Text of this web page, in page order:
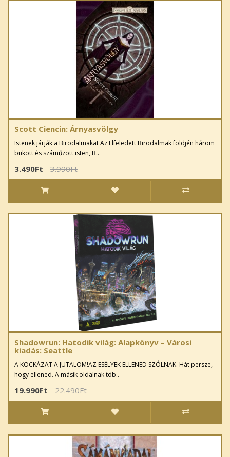
Scott Ciencin: Árnyasvölgy
Istenek járják a Birodalmakat Az Elfeledett Birodalmak földjén három
bukott és száműzött isten, B..
3.490Ft 3.990Ft
Shadowrun: Hatodik világ: Alapkönyv – Városi
kiadás: Seattle
A KOCKÁZAT A JUTALOM!AZ ESÉLYEK ELLENED SZÓLNAK. Hát persze,
hogy ellened. A másik oldalnak töb..
19.990Ft 22.490Ft